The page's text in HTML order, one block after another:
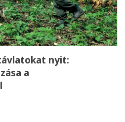
nyit:
a